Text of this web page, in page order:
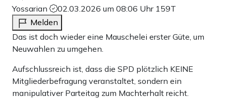
Yossarian
02.03.2026 um 08:06 Uhr 159T
Melden
Das ist doch wieder eine Mauschelei erster Güte, um
Neuwahlen zu umgehen.
Aufschlussreich ist, dass die SPD plötzlich KEINE
Mitgliederbefragung veranstaltet, sondern ein
manipulativer Parteitag zum Machterhalt reicht.